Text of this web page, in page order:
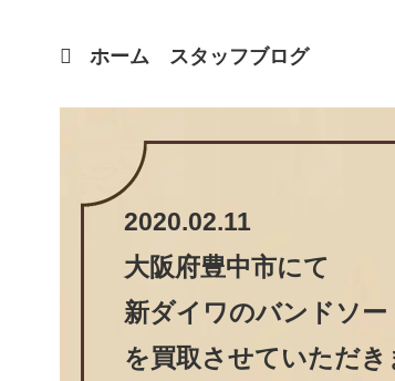
ホーム スタッフブログ
2020.02.11
大阪府豊中市にて
新ダイワのバンドソー
を買取させていただき